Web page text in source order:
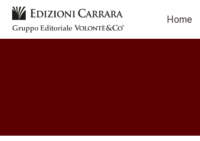
Salta
contenuto
Home